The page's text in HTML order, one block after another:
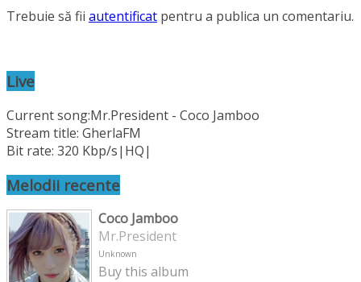
Trebuie să fii autentificat pentru a publica un comentariu.
Live
Current song:Mr.President - Coco Jamboo
Stream title: GherlaFM
Bit rate: 320 Kbp/s|HQ|
Melodii recente
Coco Jamboo
Mr.President
Unknown
Buy this album